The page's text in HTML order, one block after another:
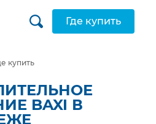
Где купить
купить
BAXI В